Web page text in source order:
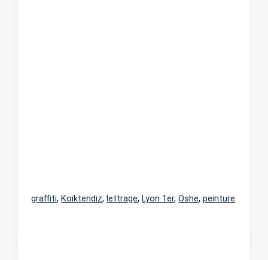
graffiti,Koiktendiz,lettrage,Lyon 1er,Oshe,peinture